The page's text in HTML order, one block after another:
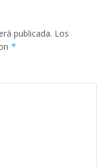
publicada. Los
*